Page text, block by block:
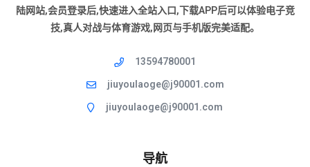
陆网站,会员登录后,快速进入全站入口,下载APP后可以体验电子竞
技,真人对战与体育游戏,网页与手机版完美适配。
13594780001
jiuyoulaoge@j90001.com
jiuyoulaoge@j90001.com
导航